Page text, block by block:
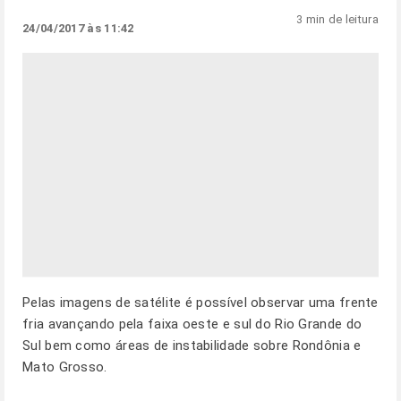
24/04/2017 às 11:42
3 min de leitura
Pelas imagens de satélite é possível observar uma frente
fria avançando pela faixa oeste e sul do Rio Grande do
Sul bem como áreas de instabilidade sobre Rondônia e
Mato Grosso.